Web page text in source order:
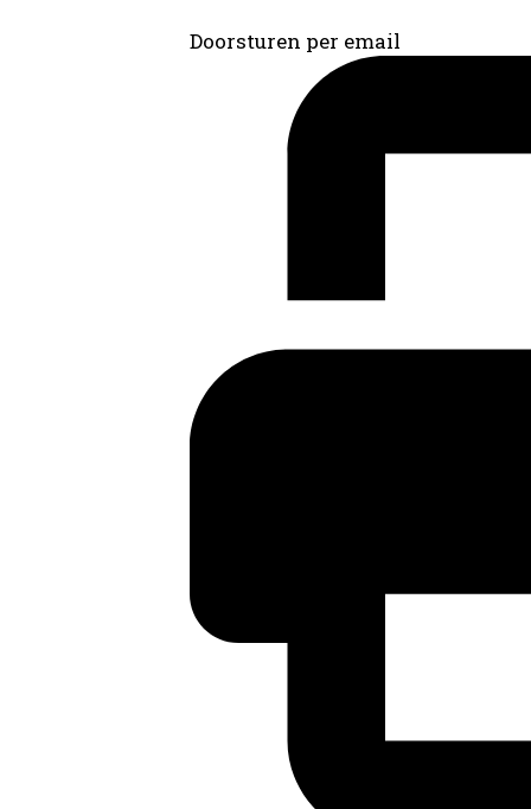
Doorsturen per email